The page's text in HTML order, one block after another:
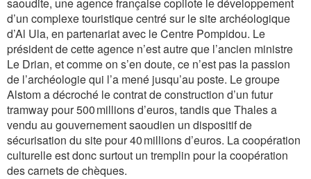
d’un complexe touristique centré sur le site archéologique
d’Al Ula, en partenariat avec le Centre Pompidou. Le
président de cette agence n’est autre que l’ancien ministre
Le Drian, et comme on s’en doute, ce n’est pas la passion
de l’archéologie qui l’a mené jusqu’au poste. Le groupe
Alstom a décroché le contrat de construction d’un futur
tramway pour 500 millions d’euros, tandis que Thales a
vendu au gouvernement saoudien un dispositif de
sécurisation du site pour 40 millions d’euros. La coopération
culturelle est donc surtout un tremplin pour la coopération
des carnets de chèques.